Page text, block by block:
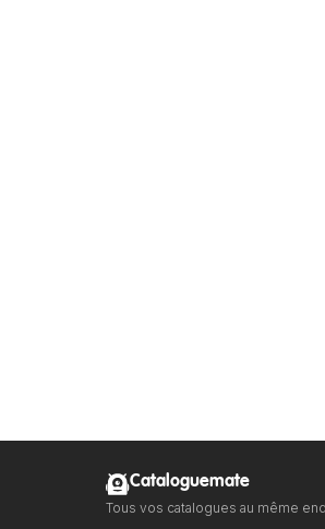
Cataloguemate
Tous vos catalogues au même